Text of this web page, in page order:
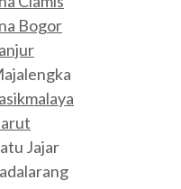
Bogor
Jajar